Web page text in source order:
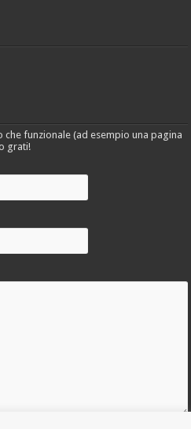
funzionale (ad esempio una pagina
grati!